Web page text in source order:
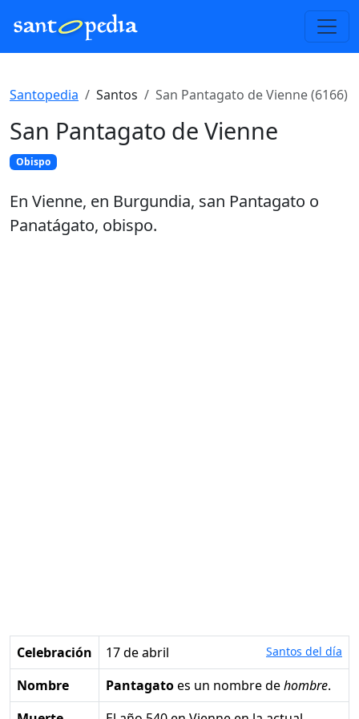
Santopedia Santos San Pantagato de Vienne (6166)
San Pantagato de Vienne
Obispo
En Vienne, en Burgundia, san Pantagato o
Panatágato, obispo.
Celebración 17 de abril Santos del día
Nombre Pantagatoes un nombre dehombre.